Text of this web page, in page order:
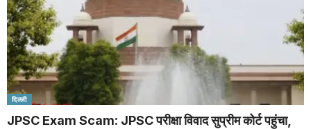
दिल्ली
JPSC Exam Scam: JPSC परीक्षा विवाद सुप्रीम कोर्ट पहुंचा,